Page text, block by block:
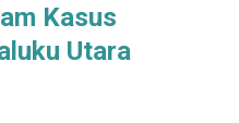
Kasus
Utara